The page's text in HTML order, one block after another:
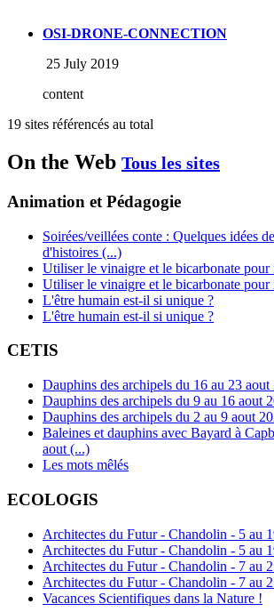
OSI-DRONE-CONNECTION
25 July 2019
content
19 sites référencés au total
On the Web Tous les sites
Animation et Pédagogie
Soirées/veillées conte : Quelques idées
d'histoires (...)
Utiliser le vinaigre et le bicarbonate
Utiliser le vinaigre et le bicarbonate
L'être humain est-il si unique ?
L'être humain est-il si unique ?
CETIS
Dauphins des archipels du 16 au 23 aout
Dauphins des archipels du 9 au 16 aout
Dauphins des archipels du 2 au 9 aout
Baleines et dauphins avec Bayard à
aout (...)
Les mots mêlés
ECOLOGIS
Architectes du Futur - Chandolin - 5 au
Architectes du Futur - Chandolin - 5 au
Architectes du Futur - Chandolin - 7 au
Architectes du Futur - Chandolin - 7 au
Vacances Scientifiques dans la Nature !